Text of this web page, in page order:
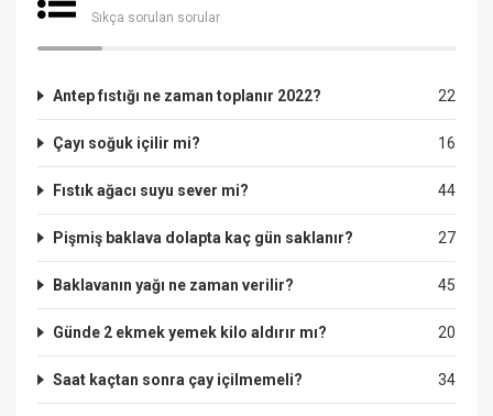
Sıkça sorulan sorular
22
Antep fıstığı ne zaman toplanır 2022?
16
Çayı soğuk içilir mi?
44
Fıstık ağacı suyu sever mi?
27
Pişmiş baklava dolapta kaç gün saklanır?
45
Baklavanın yağı ne zaman verilir?
20
Günde 2 ekmek yemek kilo aldırır mı?
34
Saat kaçtan sonra çay içilmemeli?